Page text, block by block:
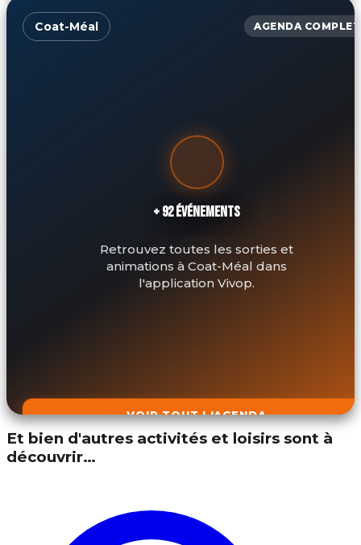
Coat-Méal AGENDA COMPLET
+ 92 ÉVÉNEMENTS
Retrouvez toutes les sorties et
animations à Coat-Méal dans
l'application Vivop.
VOIR TOUT L'AGENDA
Et bien d'autres activités et loisirs sont à
découvrir…